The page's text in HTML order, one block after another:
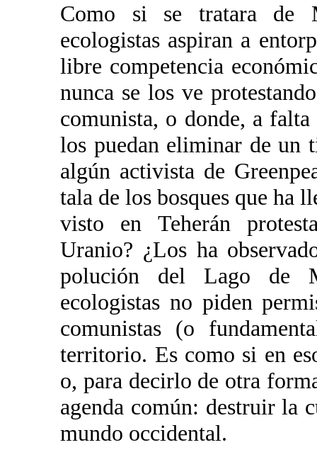
Como si se tratara de
ecologistas aspiran a
libre competencia
nunca se los ve
comunista, o donde, a falta
los puedan eliminar de un
algún activista de
tala de los bosques que ha
visto en Teherán
Uranio? ¿Los ha
polución del Lago de
ecologistas no piden
comunistas (o
territorio. Es como si en
o, para decirlo de otra
agenda común: destruir la
mundo occidental.